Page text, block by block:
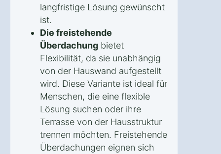
langfristige Lösung gewünscht
ist.
Die freistehende
Überdachung bietet
Flexibilität, da sie unabhängig
von der Hauswand aufgestellt
wird. Diese Variante ist ideal für
Menschen, die eine flexible
Lösung suchen oder ihre
Terrasse von der Hausstruktur
trennen möchten. Freistehende
Überdachungen eignen sich